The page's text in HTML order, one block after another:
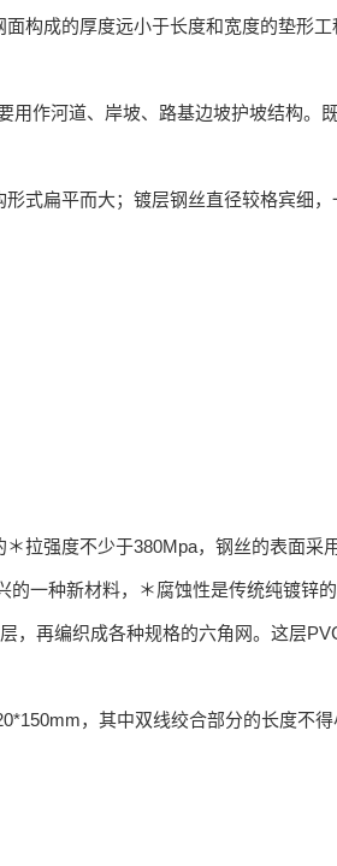
构成的厚度远小于长度和宽度的垫
作河道、岸坡、路基边坡护坡结构
式扁平而大；镀层钢丝直径较格宾
拉强度不少于380Mpa，钢丝的表面
一种新材料，＊腐蚀性是传统纯镀锌
，再编织成各种规格的六角网。这层
，其中双线绞合部分的长度不